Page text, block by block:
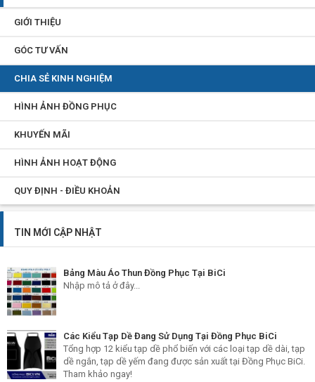
GIỚI THIỆU
GÓC TƯ VẤN
CHIA SẺ KINH NGHIỆM
HÌNH ẢNH ĐỒNG PHỤC
KHUYẾN MÃI
HÌNH ẢNH HOẠT ĐỘNG
QUY ĐỊNH - ĐIỀU KHOẢN
TIN MỚI CẬP NHẬT
Bảng Màu Áo Thun Đồng Phục Tại BiCi
Nhập mô tả ở đây...
Các Kiểu Tạp Dề Đang Sử Dụng Tại Đồng Phục BiCi
Tổng hợp 12 kiểu tạp dề phổ biến với các loại tạp dề dài, tạp
dề ngắn, tạp dề yếm đang được sản xuất tại Đồng Phục BiCi.
Tham khảo ngay!